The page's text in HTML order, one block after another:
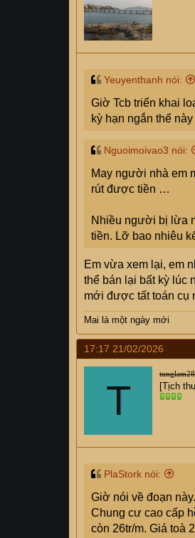
n
s
:
Yeuyenthanh nói:
Giờ Tcb triển khai
kỳ hạn ngắn thế
Nguoimoivao3 nói:
May người nhà em
rút được tiền …
Nhiều người bị lừa
tiền. Lỡ bao nhiêu
Em vừa xem lại, em
thể bán lại bất kỳ lúc
mới được tất toán cụ
Mai là một ngày mới
17:17 21/02/2026
T [Tịch
PlaStork nói:
Giờ nói về đoạn này.
Chung cư cao cấp
còn 26tr/m. Giá toà